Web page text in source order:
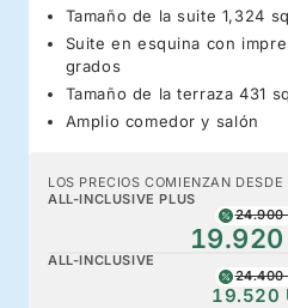
Tamaño de la suite 1,324
Suite en esquina con
grados
Tamaño de la terraza 431
Amplio comedor y salón
LOS PRECIOS COMIENZAN DESDE
ALL-INCLUSIVE PLUS
24.900
19.920
ALL-INCLUSIVE
24.400
19.520